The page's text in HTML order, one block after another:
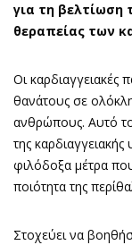
για τη βελτίωση
θεραπείας των
Οι καρδιαγγειακές
θανάτους σε
ανθρώπους. Αυτό
της
φιλόδοξα μέτρα
ποιότητα της
Στοχεύει να